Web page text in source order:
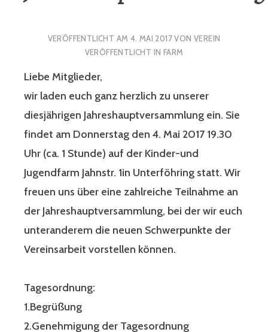
VERÖFFENTLICHT AM 4. MAI 2017VON VEREIN
VERÖFFENTLICHT IN FARM
Liebe Mitglieder,
wir laden euch ganz herzlich zu unserer
diesjährigen Jahreshauptversammlung ein. Sie
findet am Donnerstag den 4. Mai 2017 19.30
Uhr (ca. 1 Stunde) auf der Kinder-und
Jugendfarm Jahnstr. 1in Unterföhring statt. Wir
freuen uns über eine zahlreiche Teilnahme an
der Jahreshauptversammlung, bei der wir euch
unteranderem die neuen Schwerpunkte der
Vereinsarbeit vorstellen können.
Tagesordnung:
1.Begrüßung
2.Genehmigung der Tagesordnung